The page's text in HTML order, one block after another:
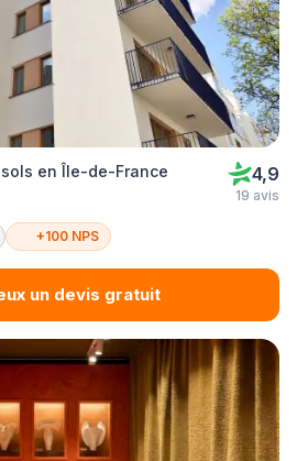
en Île-de-France 4,9
19 avis
+100 NPS
un devis gratuit